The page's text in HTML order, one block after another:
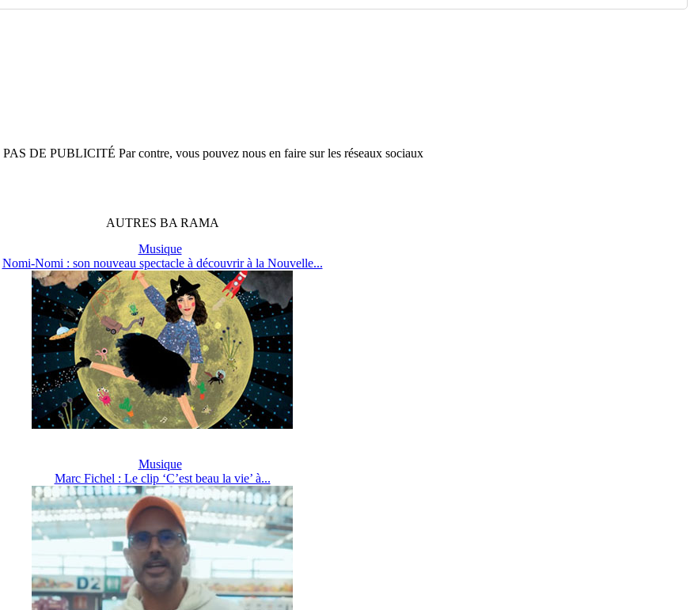
PAS DE PUBLICITÉ Par contre, vous pouvez nous en faire sur les réseaux sociaux
AUTRES BA RAMA
Musique
Nomi-Nomi : son nouveau spectacle à découvrir à la Nouvelle...
Musique
Marc Fichel : Le clip ‘C’est beau la vie’ à...